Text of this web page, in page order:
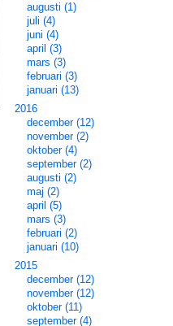
augusti (1)
juli (4)
juni (4)
april (3)
mars (3)
februari (3)
januari (13)
2016
december (12)
november (2)
oktober (4)
september (2)
augusti (2)
maj (2)
april (5)
mars (3)
februari (2)
januari (10)
2015
december (12)
november (12)
oktober (11)
september (4)